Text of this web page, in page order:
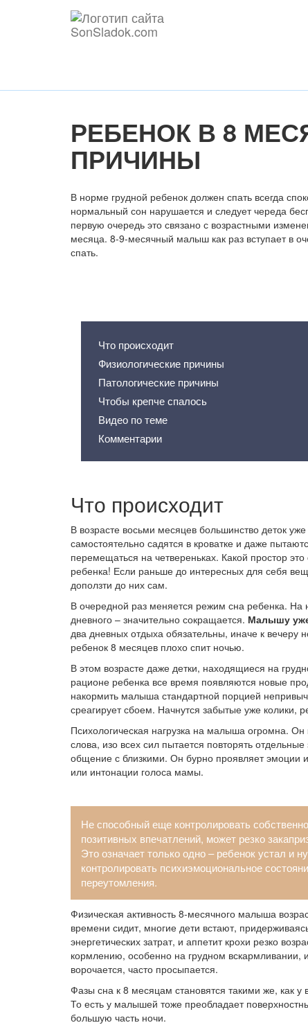
РЕБЕНОК В 8
ПРИЧИНЫ
В норме грудной ребенок должен спать всегда
нормальный сон нарушается и следует череда
первую очередь это связано с возрастными
месяца. 8-9-месячный малыш как раз вступает в
спать.
Что происходит
Физиологические причины
Патологические причины
Чтобы крепче спалось
Видео по теме
Комментарии
Что происходит
В возрасте восьми месяцев большинство деток уже
самостоятельно садятся в кроватке и даже
перемещаться на четвереньках. Какой простор
ребенка! Если раньше до интересных для себя
доползти до них сам.
В очередной раз меняется режим сна ребенка.
дневного – значительно сокращается. Малышу
два дневных отдыха обязательны, иначе к вечеру
ребенок 8 месяцев плохо спит ночью.
В этом возрасте даже детки, находящиеся на
рационе ребенка все время появляются новые
накормить малыша стандартной порцией
среагирует сбоем. Начнутся забытые уже колики,
Психологическая нагрузка на малыша огромна.
слова, изо всех сил пытается повторять
общение с близкими. Он бурно проявляет эмоции
или интонации голоса мамы.
Не способный еще контролировать
позитивных впечатлений, может резко
Это означает только одно – ребенок устал и
контролировать психиэмоциональное
переутомления.
Физическая активность 8-месячного малыша
времени сидит, многие дети встают,
энергетических затрат, и аппетит крохи резко
кормлению, особенно на грудном вскармливании,
ворочается, часто просыпается.
Фазы сна к 8 месяцам становятся такими же, как у
То есть у малышей тоже преобладает
большую часть ночи.